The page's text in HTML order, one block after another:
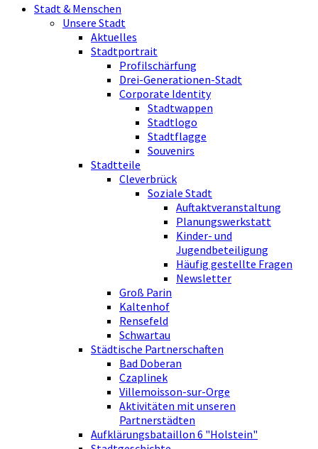
Stadt & Menschen
Unsere Stadt
Aktuelles
Stadtportrait
Profilschärfung
Drei-Generationen-Stadt
Corporate Identity
Stadtwappen
Stadtlogo
Stadtflagge
Souvenirs
Stadtteile
Cleverbrück
Soziale Stadt
Auftaktveranstaltung
Planungswerkstatt
Kinder- und
Jugendbeteiligung
Häufig gestellte Fragen
Newsletter
Groß Parin
Kaltenhof
Rensefeld
Schwartau
Städtische Partnerschaften
Bad Doberan
Czaplinek
Villemoisson-sur-Orge
Aktivitäten mit unseren
Partnerstädten
Aufklärungsbataillon 6 "Holstein"